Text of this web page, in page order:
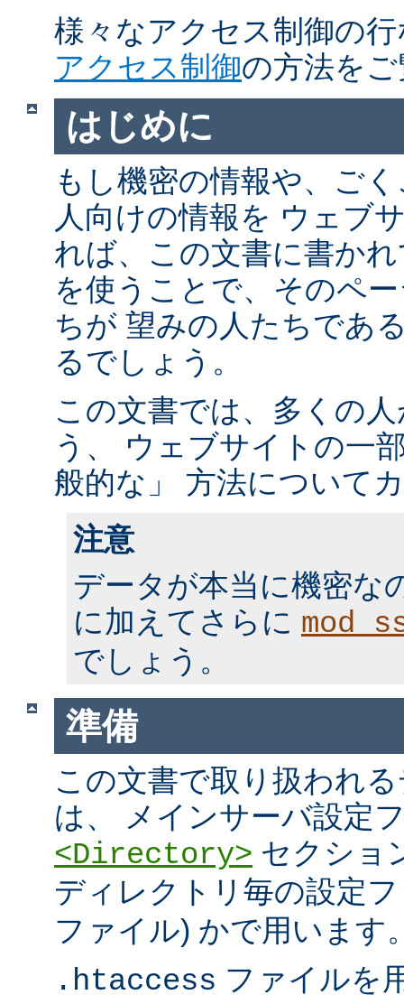
様々なアクセス制御の
アクセス制御の方法を
はじめに
もし機密の情報や、ご
人向けの情報を ウェブ
れば、この文書に書か
を使うことで、そのペ
ちが 望みの人たちであ
るでしょう。
この文書では、多くの
う、 ウェブサイトの一
般的な」 方法について
注意
データが本当に機密な
に加えてさらに
でしょう。
準備
この文書で取り扱われ
は、 メインサーバ設定
<Directory> セクショ
ディレクトリ毎の設定
ファイル) かで用います
.htaccess ファイルを